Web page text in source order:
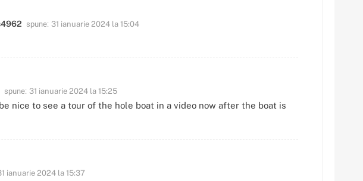
spune: 31 ianuarie 2024 la 15:04
spune: 31 ianuarie 2024 la 15:25
nice to see a tour of the hole boat in a video now after the boat is
ianuarie 2024 la 15:37